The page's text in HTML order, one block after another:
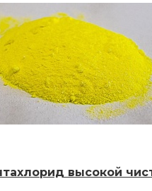
высокой